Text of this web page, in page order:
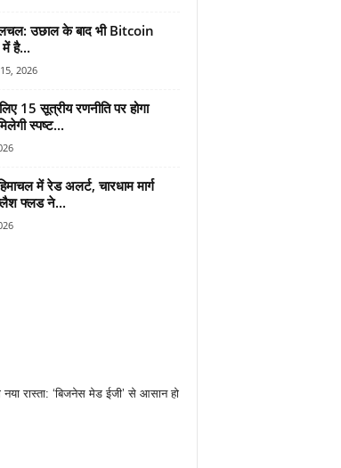
उछाल के बाद भी Bitcoin
है...
2026
15 सूत्रीय रणनीति पर होगा
स्पष्ट...
में रेड अलर्ट, चारधाम मार्ग
फ्लड ने...
रास्ता: ‘बिजनेस मेड ईजी’ से आसान हो